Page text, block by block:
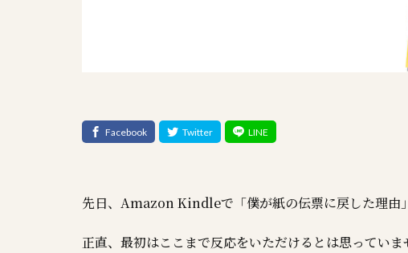
先日、Amazon Kindleで「僕が紙の伝票に戻した理由
正直、最初はここまで反応をいただけるとは思っていま